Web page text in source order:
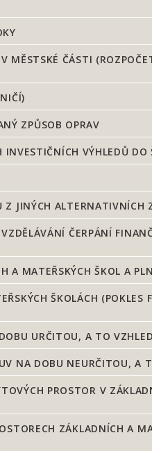
MĚSTSKÉ ČÁSTI
ZPŮSOB OPRAV
VÝHLEDŮ DO
JINÝCH ALTERNATIVNÍCH
ČERPÁNÍ
A MATEŘSKÝCH ŠKOL A
ŠKOLÁCH (POKLES
URČITOU, A TO
NA DOBU NEURČITOU, A
PROSTOR V
ZÁKLADNÍCH A